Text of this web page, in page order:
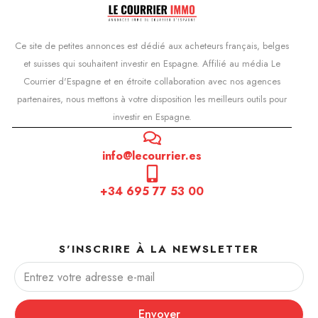
Ce site de petites annonces est dédié aux acheteurs français, belges
et suisses qui souhaitent investir en Espagne. Affilié au média Le
Courrier d'Espagne et en étroite collaboration avec nos agences
partenaires, nous mettons à votre disposition les meilleurs outils pour
investir en Espagne.
info@lecourrier.es
+34 695 77 53 00
S'INSCRIRE À LA NEWSLETTER
Envoyer